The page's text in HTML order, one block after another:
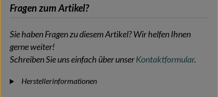
Fragen zum Artikel?
Sie haben Fragen zu diesem Artikel? Wir helfen Ihnen
gerne weiter!
Schreiben Sie uns einfach über unserKontaktformular.
Herstellerinformationen